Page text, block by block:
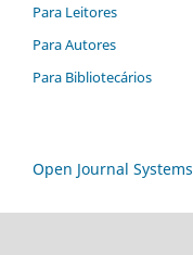
Para Leitores
Para Autores
Para Bibliotecários
Open Journal Systems